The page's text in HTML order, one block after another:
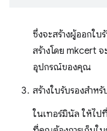
ซึ่งจะสร้างผู้ออกใบ
สร้างโดย mkcert จ
อุปกรณ์ของคุณ
สร้างใบรับรองสำห
ในเทอร์มินัล ให้ไป